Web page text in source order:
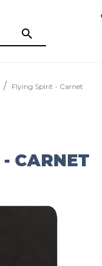
search
Flying Spirit - Carnet
CARNET